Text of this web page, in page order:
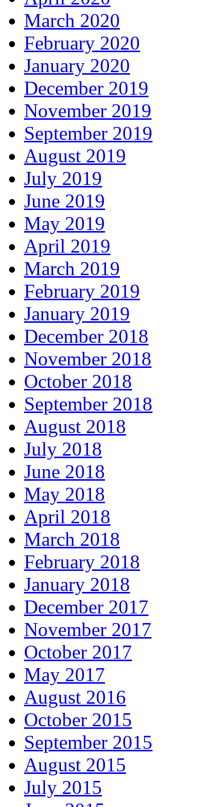
March 2020
February 2020
January 2020
December 2019
November 2019
September 2019
August 2019
July 2019
June 2019
May 2019
April 2019
March 2019
February 2019
January 2019
December 2018
November 2018
October 2018
September 2018
August 2018
July 2018
June 2018
May 2018
April 2018
March 2018
February 2018
January 2018
December 2017
November 2017
October 2017
May 2017
August 2016
October 2015
September 2015
August 2015
July 2015